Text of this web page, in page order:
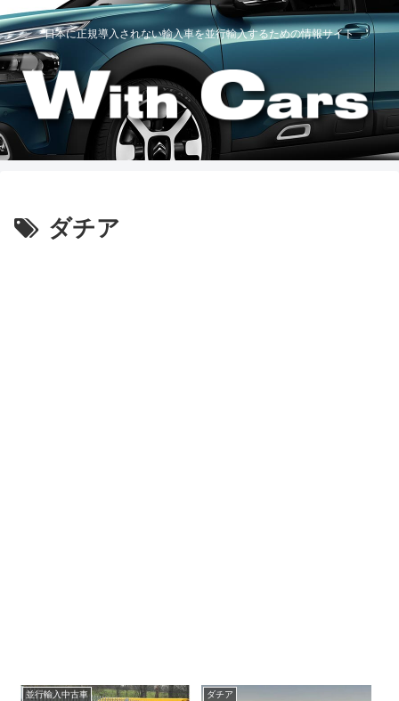
日本に正規導入されない輸入車を並行輸入するための情報サイト
ダチア
並行輸入中古車 ダチア